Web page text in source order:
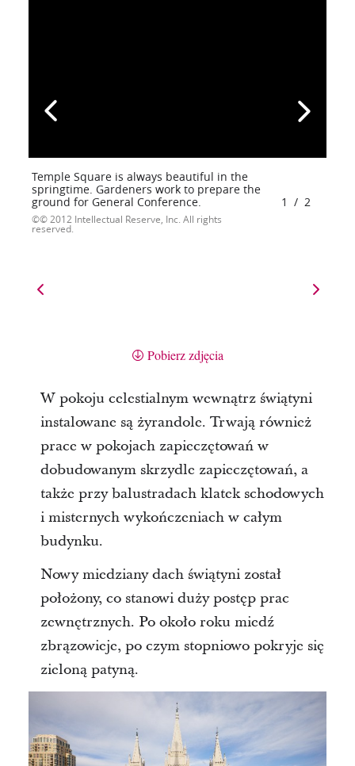
Temple Square is always beautiful in the
springtime. Gardeners work to prepare the
ground for General Conference.
© 2012 Intellectual Reserve, Inc. All rights
reserved.
1 / 2
Pobierz zdjęcia
W pokoju celestialnym wewnątrz świątyni
instalowane są żyrandole. Trwają również
prace w pokojach zapieczętowań w
dobudowanym skrzydle zapieczętowań, a
także przy balustradach klatek schodowych
i misternych wykończeniach w całym
budynku.
Nowy miedziany dach świątyni został
położony, co stanowi duży postęp prac
zewnętrznych. Po około roku miedź
zbrązowieje, po czym stopniowo pokryje się
zieloną patyną.